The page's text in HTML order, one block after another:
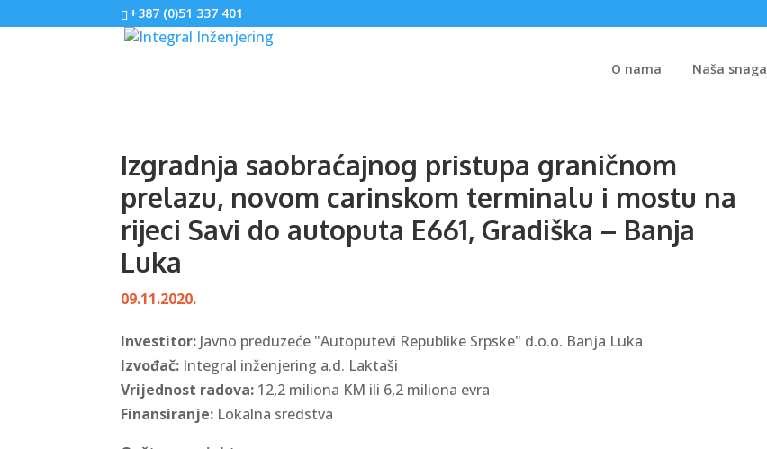
+387 (0)51 337 401
O nama Naša snaga
Izgradnja saobraćajnog pristupa graničnom
prelazu, novom carinskom terminalu i mostu na
rijeci Savi do autoputa E661, Gradiška – Banja
Luka
09.11.2020.
Investitor: Javno preduzeće "Autoputevi Republike Srpske" d.o.o. Banja Luka
Izvođač: Integral inženjering a.d. Laktaši
Vrijednost radova: 12,2 miliona KM ili 6,2 miliona evra
Finansiranje: Lokalna sredstva